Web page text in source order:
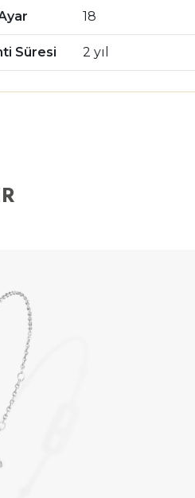
18
Süresi 2 yıl